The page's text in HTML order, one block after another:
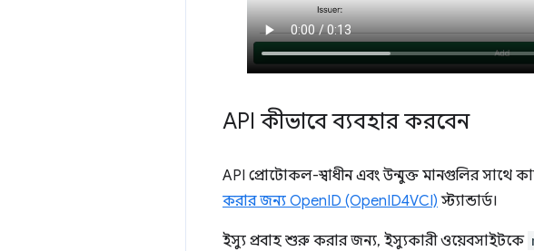
API কীভাবে ব্যবহার করবেন
API প্রোটোকল-স্বাধীন এবং উন্মুক্ত মানগুলির
করার জন্য OpenID (OpenID4VCI) স্ট্যান্ডার্ড।
ইস্যু প্রবাহ শুরু করার জন্য, ইস্যুকারী ওয়েবসাইটকে